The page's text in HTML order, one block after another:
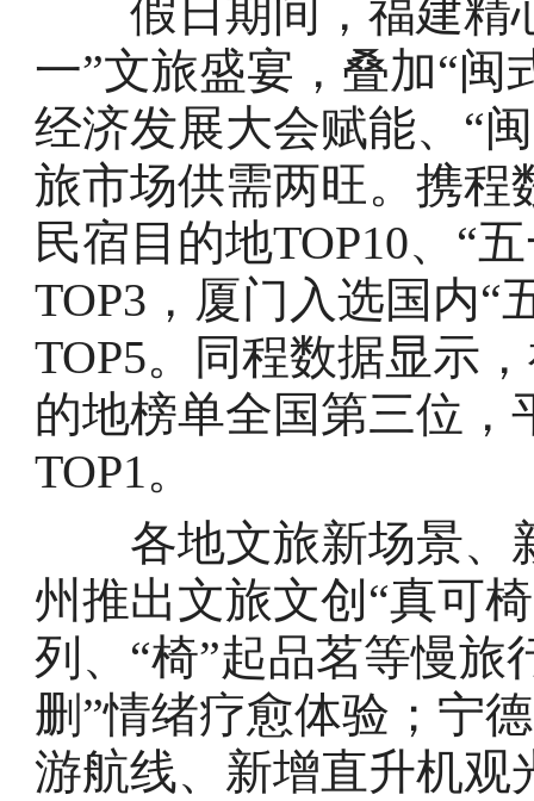
假日期间，福建精
一”文旅盛宴，叠加“闽
经济发展大会赋能、“
旅市场供需两旺。携程
民宿目的地TOP10、“
TOP3，厦门入选国内“
TOP5。同程数据显示
的地榜单全国第三位
TOP1。
各地文旅新场景、
州推出文旅文创“真可
列、“椅”起品茗等慢旅
删”情绪疗愈体验；宁
游航线、新增直升机观